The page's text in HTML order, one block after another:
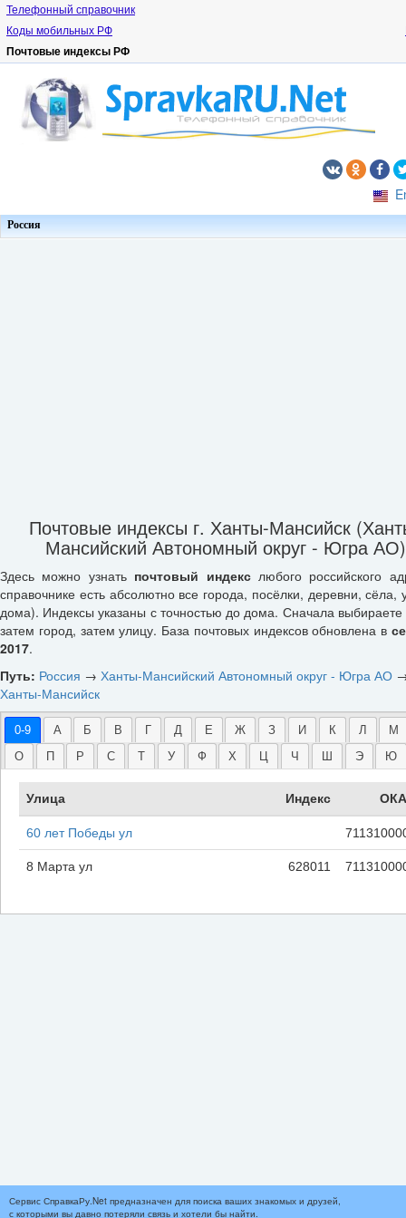
Телефонный справочник
Коды мобильных РФ
Почтовые индексы РФ
Россия
Почтовые индексы г. Ханты-Мансийск
Мансийский Автономный округ - Югра АО)
Здесь можно узнать почтовый индекслюбого российского
справочнике есть абсолютно все города, посёлки, деревни, сёла,
дома). Индексы указаны с точностью до дома. Сначала выбираете
затем город, затем улицу. База почтовых индексов обновлена в
2017.
Путь: Россия → Ханты-Мансийский Автономный округ - Югра АО
Ханты-Мансийск
0-9 А Б В Г Д Е Ж З И К Л
М
О
П Р С Т У Ф Х Ч Э Ю
Улица Индекс
60 лет Победы ул
8 Марта ул 628011
Сервис СправкаРу.Net предназначен для поиска ваших знакомых и друзей,
с которыми вы давно потеряли связь и хотели бы найти.